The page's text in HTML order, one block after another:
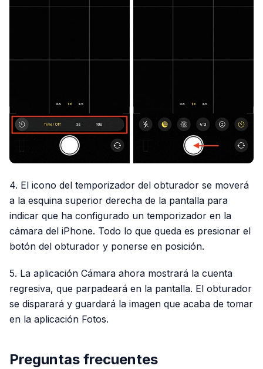
4. El icono del temporizador del obturador se moverá
a la esquina superior derecha de la pantalla para
indicar que ha configurado un temporizador en la
cámara del iPhone. Todo lo que queda es presionar el
botón del obturador y ponerse en posición.
5. La aplicación Cámara ahora mostrará la cuenta
regresiva, que parpadeará en la pantalla. El obturador
se disparará y guardará la imagen que acaba de tomar
en la aplicación Fotos.
Preguntas frecuentes